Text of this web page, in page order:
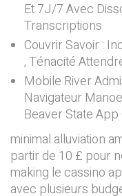
Et 7J/7 Avec
Transcriptions
Couvrir Savoir :
, Ténacité
Mobile River
Navigateur
Beaver State
minimal alluviation
partir de 10 £ pour
making le cassino
avec plusieurs